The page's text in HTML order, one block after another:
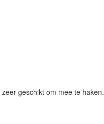
geschikt om mee te haken.